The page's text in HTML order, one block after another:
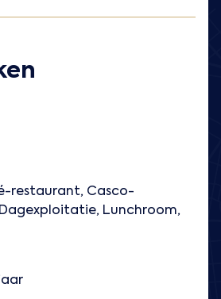
restaurant, Casco-
Lunchroom,